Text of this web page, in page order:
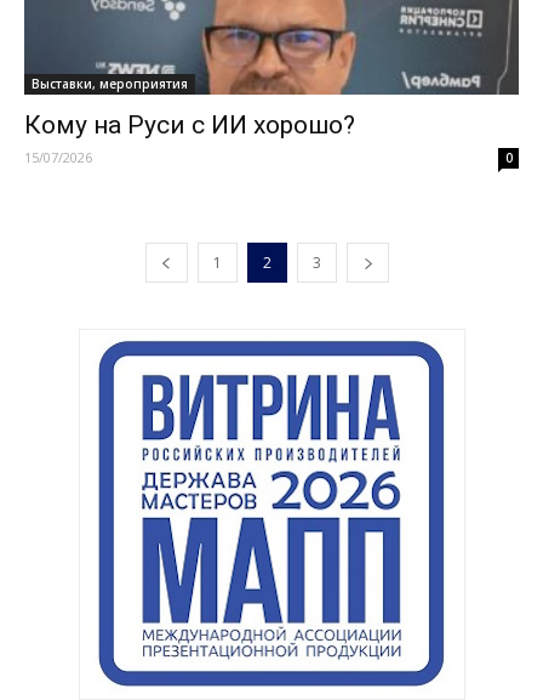
Выставки, мероприятия
Кому на Руси с ИИ хорошо?
15/07/2026 0
1 2 3